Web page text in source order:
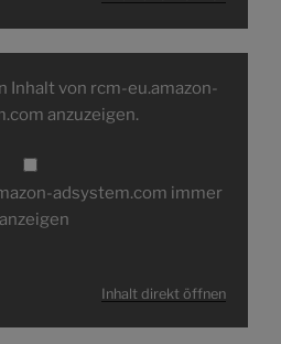
Inhalt von rcm-eu.amazon-
anzuzeigen.
adsystem.com immer
anzeigen
Inhalt direkt öffnen